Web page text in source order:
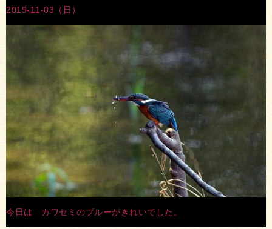
2019-11-03（日）
今日は カワセミのブルーがきれいでした。